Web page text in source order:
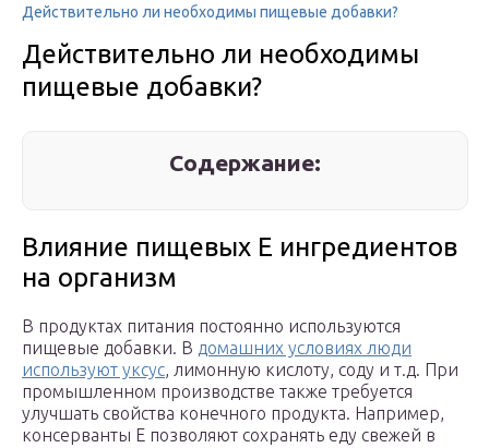
Действительно ли необходимы пищевые добавки?
Действительно ли необходимы
пищевые добавки?
Содержание:
Влияние пищевых Е ингредиентов
на организм
В продуктах питания постоянно используются
пищевые добавки. В домашних условиях люди
используют уксус, лимонную кислоту, соду и т.д. При
промышленном производстве также требуется
улучшать свойства конечного продукта. Например,
консерванты Е позволяют сохранять еду свежей в